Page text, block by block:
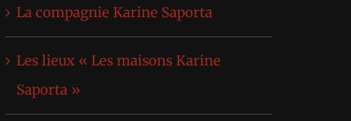
La compagnie Karine Saporta
Les lieux « Les maisons Karine
Saporta »